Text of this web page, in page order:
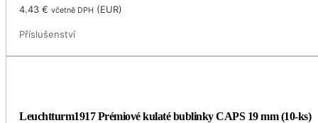
4.43€ včetně DPH (EUR)
Příslušenství
Leuchtturm1917 Prémiové kulaté bublinky CAPS 19 mm (10-ks)